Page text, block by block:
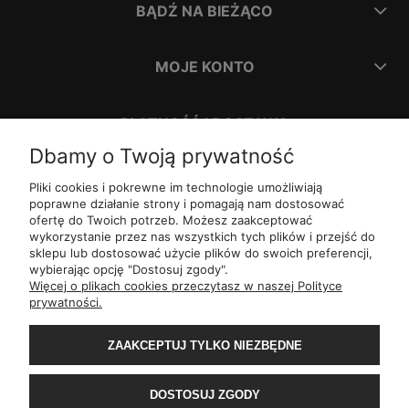
BĄDŹ NA BIEŻĄCO
MOJE KONTO
PŁATNOŚĆ I DOSTAWA
INFORMACJE
O NAS
ul. Romana Dmowskiego 1, 50-203
Wrocław
Św. Filipa 23/3, 31-150 Kraków
ul.Mielęckiego 10 lok 503,
Al.Jerozolimskie 81 lok 7.10, 02-001 Warszawa
Wały Piastowskie 1lok. 1508, 80-855 Gdańsk
ul.Grochowa 4, 15-423 Białystok
ul.ul. 1-go Maja 13lok. 2,20-410 Lublin
Rejtana 49/6, 35-310 Rzeszów
Dbamy o Twoją prywatność
Pliki cookies i pokrewne im technologie umożliwiają
poprawne działanie strony i pomagają nam dostosować
ofertę do Twoich potrzeb. Możesz zaakceptować
wykorzystanie przez nas wszystkich tych plików i przejść do
sklepu lub dostosować użycie plików do swoich preferencji,
wybierając opcję "Dostosuj zgody".
Więcej o plikach cookies przeczytasz w naszej Polityce
prywatności.
ZAAKCEPTUJ TYLKO NIEZBĘDNE
DOSTOSUJ ZGODY